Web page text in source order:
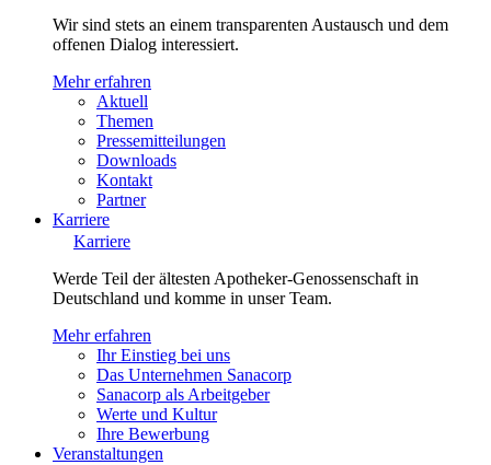
Wir sind stets an einem transparenten Austausch und dem
offenen Dialog interessiert.
Mehr erfahren
Aktuell
Themen
Pressemitteilungen
Downloads
Kontakt
Partner
Karriere
Karriere
Werde Teil der ältesten Apotheker-Genossenschaft in
Deutschland und komme in unser Team.
Mehr erfahren
Ihr Einstieg bei uns
Das Unternehmen Sanacorp
Sanacorp als Arbeitgeber
Werte und Kultur
Ihre Bewerbung
Veranstaltungen